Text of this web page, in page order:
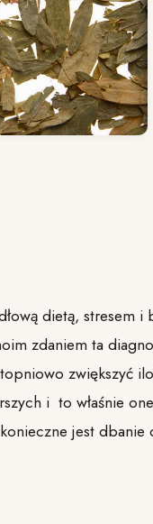
dietą, stresem i
zdaniem ta
zwiększyć
i to właśnie
jest dbanie